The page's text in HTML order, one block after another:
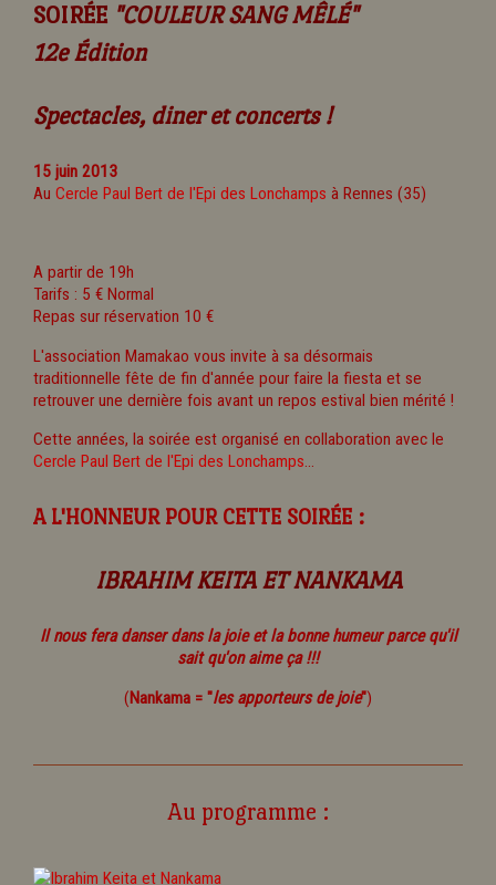
SOIRÉE "COULEUR SANG MÊLÉ"
12e Édition
Spectacles, diner et concerts !
15 juin 2013
Au Cercle Paul Bert de l'Epi des Lonchamps à Rennes (35)
A partir de 19h
Tarifs : 5 € Normal
Repas sur réservation 10 €
L'association Mamakao vous invite à sa désormais
traditionnelle fête de fin d'année pour faire la fiesta et se
retrouver une dernière fois avant un repos estival bien mérité !
Cette années, la soirée est organisé en collaboration avec le
Cercle Paul Bert de l'Epi des Lonchamps...
A L'HONNEUR POUR CETTE SOIRÉE :
IBRAHIM KEITA ET NANKAMA
Il nous fera danser dans la joie et la bonne humeur parce qu'il
sait qu'on aime ça !!!
(Nankama = "les apporteurs de joie")
Au programme :